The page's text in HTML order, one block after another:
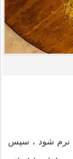
نرم شود ، سپس